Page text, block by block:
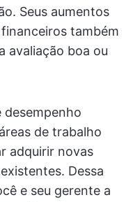
Seus aumentos
também
avaliação boa ou
desempenho
de trabalho
adquirir novas
Dessa
e seu gerente a